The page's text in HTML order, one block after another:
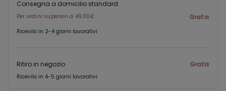
Consegna a domicilio standard
Per ordini superiori a 49,00€ Gratis
Ricevilo in 2-4 giorni lavorativi
Ritiro in negozio Gratis
Ricevilo in 4-5 giorni lavorativi